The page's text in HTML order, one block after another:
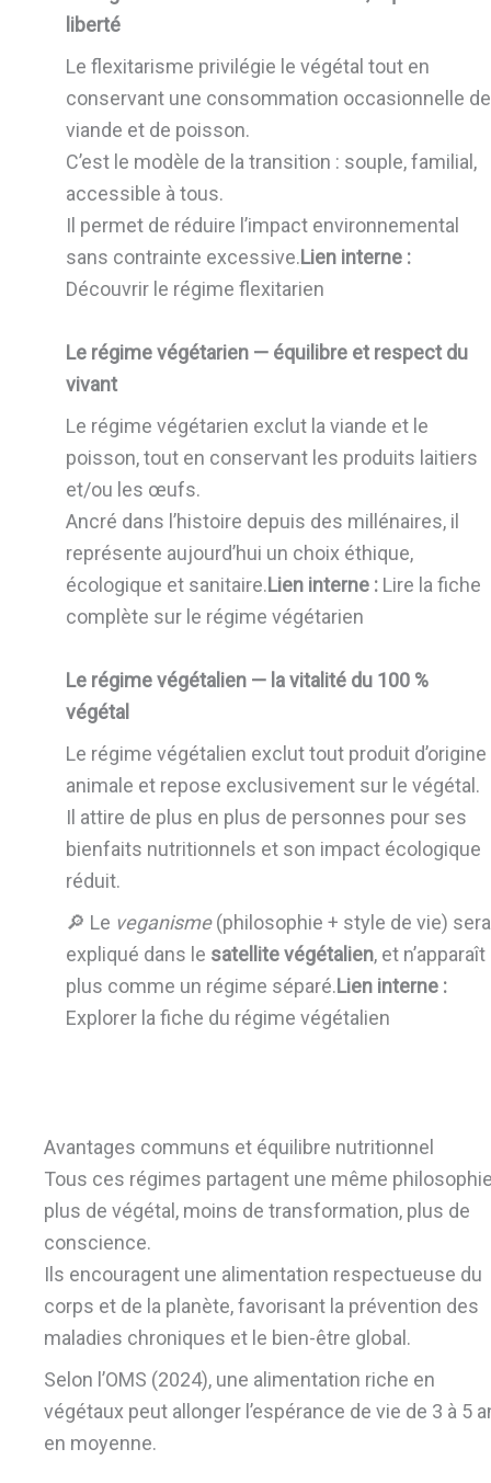
liberté
Le flexitarisme privilégie le végétal tout en
conservant une consommation occasionnelle de
viande et de poisson.
C’est le modèle de la transition : souple, familial,
accessible à tous.
Il permet de réduire l’impact environnemental
sans contrainte excessive.Lien interne :
Découvrir le régime flexitarien
Le régime végétarien — équilibre et respect du
vivant
Le régime végétarien exclut la viande et le
poisson, tout en conservant les produits laitiers
et/ou les œufs.
Ancré dans l’histoire depuis des millénaires, il
représente aujourd’hui un choix éthique,
écologique et sanitaire.Lien interne :Lire la fiche
complète sur le régime végétarien
Le régime végétalien — la vitalité du 100 %
végétal
Le régime végétalien exclut tout produit d’origine
animale et repose exclusivement sur le végétal.
Il attire de plus en plus de personnes pour ses
bienfaits nutritionnels et son impact écologique
réduit.
🔎 Le veganisme(philosophie + style de vie) sera
expliqué dans le satellite végétalien, et n’apparaît
plus comme un régime séparé.Lien interne :
Explorer la fiche du régime végétalien
Avantages communs et équilibre nutritionnel
Tous ces régimes partagent une même
plus de végétal, moins de transformation, plus de
conscience.
Ils encouragent une alimentation respectueuse du
corps et de la planète, favorisant la prévention des
maladies chroniques et le bien-être global.
Selon l’OMS (2024), une alimentation riche en
végétaux peut allonger l’espérance de vie de 3 à 5
en moyenne.